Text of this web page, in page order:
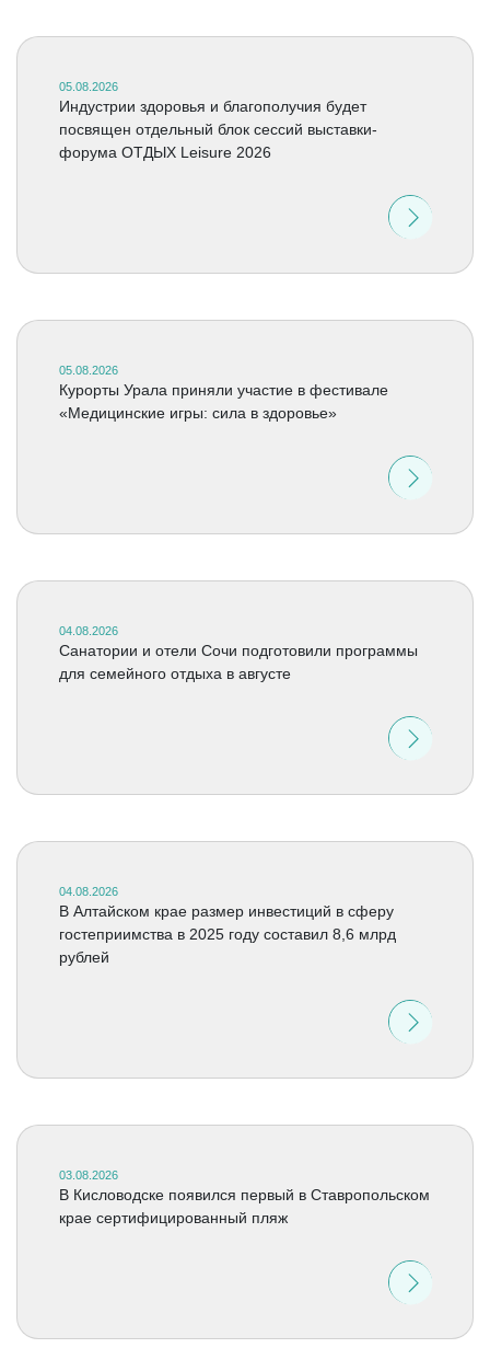
05.08.2026
Индустрии здоровья и благополучия будет
посвящен отдельный блок сессий выставки-
форума ОТДЫХ Leisure 2026
05.08.2026
Курорты Урала приняли участие в фестивале
«Медицинские игры: сила в здоровье»
04.08.2026
Санатории и отели Сочи подготовили программы
для семейного отдыха в августе
04.08.2026
В Алтайском крае размер инвестиций в сферу
гостеприимства в 2025 году составил 8,6 млрд
рублей
03.08.2026
В Кисловодске появился первый в Ставропольском
крае сертифицированный пляж